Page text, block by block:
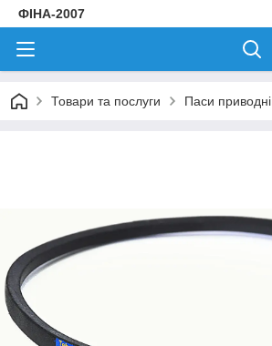
ФІНА-2007
Товари та послуги Паси приводні